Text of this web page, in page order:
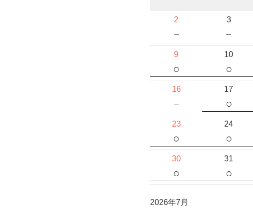
2
－
3
－
9
○
10
○
16
－
17
○
23
○
24
○
30
○
31
○
2026年7月